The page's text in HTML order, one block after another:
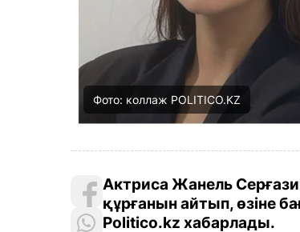
Фото: коллаж POLITICO.KZ
Актриса Жанель
құрғанын айтып, өзіне
Politico.kz хабарлады.